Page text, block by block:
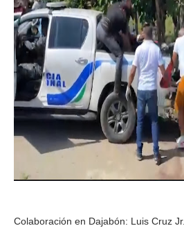
Colaboración en Dajabón: Luis Cruz Jr.